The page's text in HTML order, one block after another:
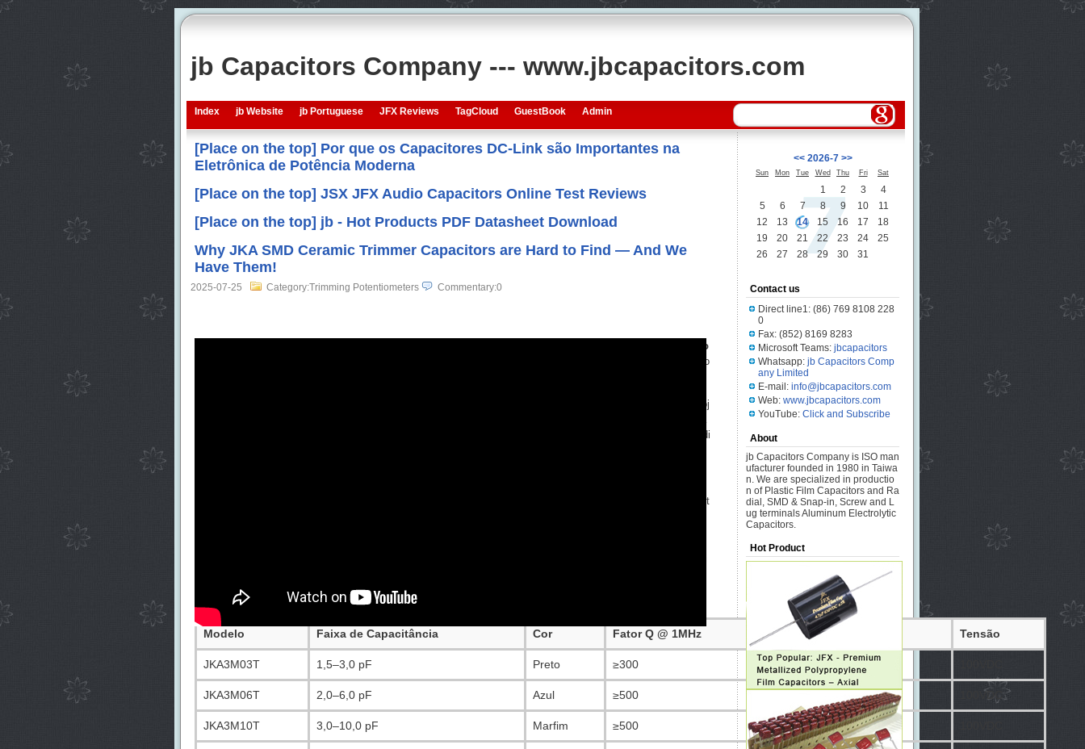
jb Capacitors Company --- www.jbcapacitors.com
Index jb Website jb Portuguese JFX Reviews TagCloud GuestBook Admin
[Place on the top] Por que os Capacitores DC-Link são Importantes na
Eletrônica de Potência Moderna
[Place on the top] JSX JFX Audio Capacitors Online Test Reviews
[Place on the top] jb - Hot Products PDF Datasheet Download
Why JKA SMD Ceramic Trimmer Capacitors are Hard to Find — And We
Have Them!
2025-07-25 Category:Trimming Potentiometers Commentary:0
capacitor trimmer cerâmico
com as especificações corretas torna-se fundamental — especialmente quando a maioria dos fornecedo
foi desenvolvida para atender exatamente essa demanda. Ela oferece aos proj
pacitância, alto fator Q em 1MHz, construção selada à prova de poeira e, acima de tudo, disponibilidade imedi
Grande parte dos capacitores trimmer disponíveis no mercado ainda utiliza tecnologia through-hole, o que os t
Especificações Técnicas
Modelo Faixa de Capacitância Cor Fator Q @ 1MHz Coef. Temp. Tensão
JKA3M03T 1,5–3,0 pF Preto ≥300 NPO ±300ppm/℃
JKA3M06T 2,0–6,0 pF Azul ≥500 NPO ±300ppm/℃ 100VDC
JKA3M10T 3,0–10,0 pF Marfim ≥500 N750 ±400ppm/℃
<< 2026-7 >>
Sun Mon Tue Wed Thu Fri Sat
1 2 3
4
5
6 7 8 9 10
11
12
13 14 15 16 17
18
19
20 21 22 23 24
25
26
27 28 29 30 31
Contact us
Direct line1: (86) 769 8108 228
0
Fax: (852) 8169 8283
Microsoft Teams: jbcapacitors
Whatsapp: jb Capacitors Comp
any Limited
E-mail: info@jbcapacitors.com
Web: www.jbcapacitors.com
YouTube: Click and Subscribe
About
jb Capacitors Company is ISO man
ufacturer founded in 1980 in Taiwa
n. We are specialized in productio
n of Plastic Film Capacitors and Ra
dial, SMD & Snap-in, Screw and L
ug terminals Aluminum Electrolytic
Capacitors.
Hot Product